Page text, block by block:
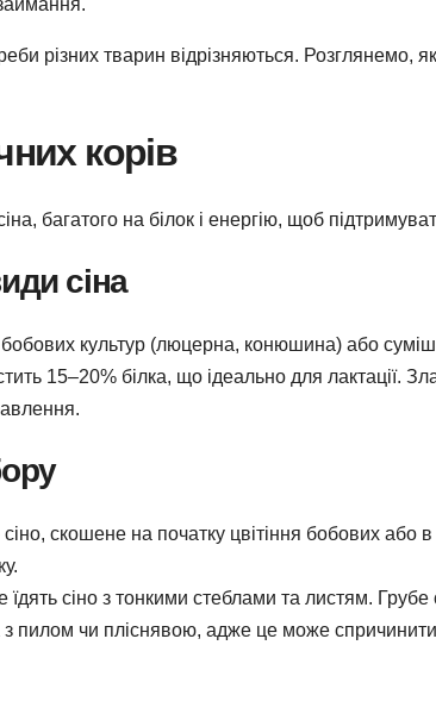
різних тварин відрізняються. Розглянемо,
корів
багатого на білок і енергію, щоб
сіна
культур (люцерна, конюшина) або
15–20% білка, що ідеально для лактації.
скошене на початку цвітіння бобових або в
їдять сіно з тонкими стеблами та листям. Грубе
з пилом чи пліснявою, адже це може